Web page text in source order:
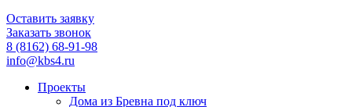
Оставить заявку
Заказать звонок
8 (8162) 68-91-98
info@kbs4.ru
Проекты
Дома из Бревна под ключ